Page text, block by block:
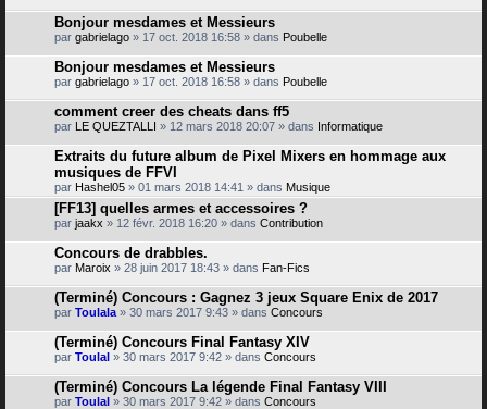
Bonjour mesdames et Messieurs
par gabrielago » 17 oct. 2018 16:58 » dans Poubelle
Bonjour mesdames et Messieurs
par gabrielago » 17 oct. 2018 16:58 » dans Poubelle
comment creer des cheats dans ff5
par LE QUEZTALLI » 12 mars 2018 20:07 » dans Informatique
Extraits du future album de Pixel Mixers en hommage aux
musiques de FFVI
par Hashel05 » 01 mars 2018 14:41 » dans Musique
[FF13] quelles armes et accessoires ?
par jaakx » 12 févr. 2018 16:20 » dans Contribution
Concours de drabbles.
par Maroix » 28 juin 2017 18:43 » dans Fan-Fics
(Terminé) Concours : Gagnez 3 jeux Square Enix de 2017
par Toulala » 30 mars 2017 9:43 » dans Concours
(Terminé) Concours Final Fantasy XIV
par Toulal » 30 mars 2017 9:42 » dans Concours
(Terminé) Concours La légende Final Fantasy VIII
par Toulal » 30 mars 2017 9:42 » dans Concours